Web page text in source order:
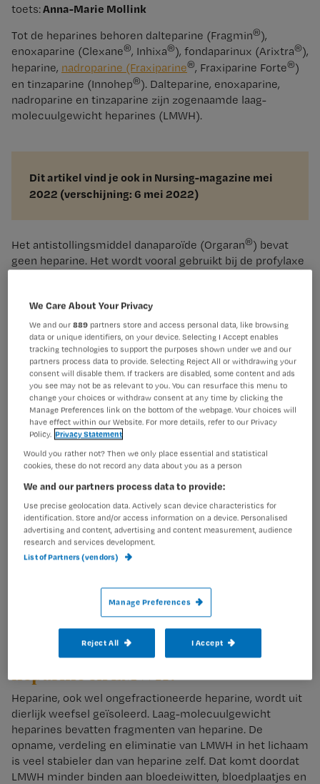
toets:Anna-Marie Mollink
Tot de heparines behoren dalteparine (Fragmin®),
enoxaparine (Clexane®, Inhixa®), fondaparinux (Arixtra®),
heparine, nadroparine (Fraxiparine®, Fraxiparine Forte®)
en tinzaparine (Innohep®). Dalteparine, enoxaparine,
nadroparine en tinzaparine zijn zogenaamde laag-
molecuulgewicht heparines (LMWH).
Dit artikel vind je ook in Nursing-magazine mei
2022 (verschijning: 6 mei 2022)
Het antistollingsmiddel danaparoïde (Orgaran®) bevat
geen heparine. Het wordt vooral gebruikt bij de profylaxe
geïnduceerde trombocytopenie (HIT). Danaparoïde blijft
in dit artikel buiten beschouwing.
1 Hoe werken heparines?
Bij een beschadiging van de vaatwand wordt in eerste
instantie een prop gevormd, bestaande uit trombocyten
en fibrinogeen. Deze wordt verstevigd door een netwerk
van fibrinedraden.
Heparines versterken de neutralisering van de
remmen zo de omzetting van fibrinogeen in fibrine. Zo
zorgt heparine ervoor dat minder snel een stolsel
ontstaat of dat een bestaande embolie sneller oplost.
De mate waarin factor Xa en IIa worden geremd verschilt
per middel en per dosering. In lagere, profylactische
in hogere therapeutische doseringen ook factor IIa
(trombine). Fondaparinux remt alleen factor Xa.
2 Wat zijn de verschillen tussen
heparine en LMWH?
Heparine, ook wel ongefractioneerde heparine, wordt uit
dierlijk weefsel geïsoleerd. Laag-molecuulgewicht
heparines bevatten fragmenten van heparine. De
opname, verdeling en eliminatie van LMWH in het lichaam
is veel stabieler dan van heparine zelf. Dat komt doordat
LMWH minder binden aan bloedeiwitten, bloedplaatjes en
We Care About Your Privacy
We and our889 partners store and access personal data, like browsing
data or unique identifiers, on your device. Selecting I Accept enables
tracking technologies to support the purposes shown under we and our
partners process data to provide. Selecting Reject All or withdrawing your
consent will disable them. If trackers are disabled, some content and ads
you see may not be as relevant to you. You can resurface this menu to
change your choices or withdraw consent at any time by clicking the
Manage Preferences link on the bottom of the webpage. Your choices will
have effect within our Website. For more details, refer to our Privacy
Policy. Privacy Statement
Would you rather not? Then we only place essential and statistical
cookies, these do not record any data about you as a person
We and our partners process data to provide:
Use precise geolocation data. Actively scan device characteristics for
identification. Store and/or access information on a device. Personalised
advertising and content, advertising and content measurement, audience
research and services development.
List of Partners (vendors)
Manage Preferences
Reject All I Accept